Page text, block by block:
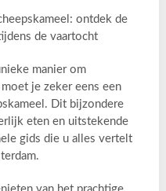
ontdek de
de vaartocht
manier om
je zeker eens een
Dit bijzondere
eten en uitstekende
gids die u alles vertelt